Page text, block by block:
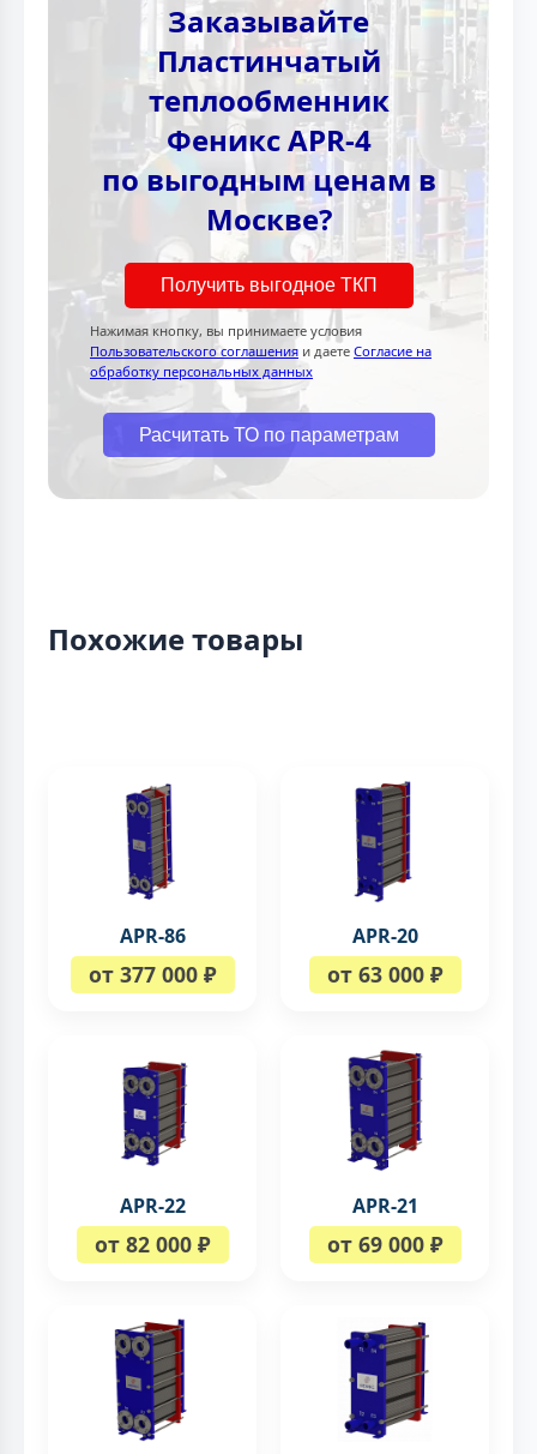
Заказывайте
Пластинчатый
теплообменник
Феникс APR-4
по выгодным ценам в
Москве?
Получить выгодное ТКП
Нажимая кнопку, вы принимаете условия
Пользовательского соглашения и даете Согласие на
обработку персональных данных
Расчитать ТО по параметрам
Похожие товары
APR-86
от 377 000 ₽
APR-20
от 63 000 ₽
APR-22
от 82 000 ₽
APR-21
от 69 000 ₽